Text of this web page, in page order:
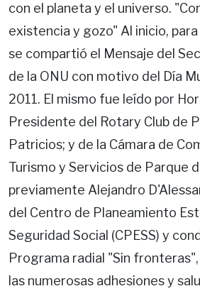
con el planeta y el universo.
existencia y gozo" Al inicio,
se compartió el Mensaje del
de la ONU con motivo del Día
2011. El mismo fue leído por
Presidente del Rotary Club de
Patricios; y de la Cámara de
Turismo y Servicios de Parque
previamente Alejandro
del Centro de Planeamiento
Seguridad Social (CPESS) y
Programa radial "Sin
las numerosas adhesiones y